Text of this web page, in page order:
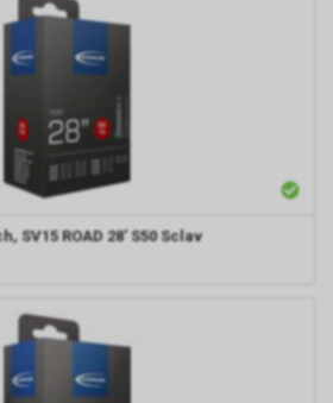
SV15 ROAD 28' S50 Sclav